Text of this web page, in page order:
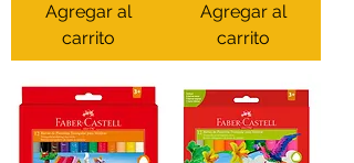
Agregar al
carrito
Agregar al
carrito